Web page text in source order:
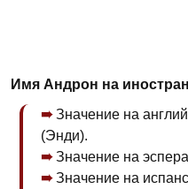
Имя Андрон на
Значение на
(Энди).
Значение на
Значение на